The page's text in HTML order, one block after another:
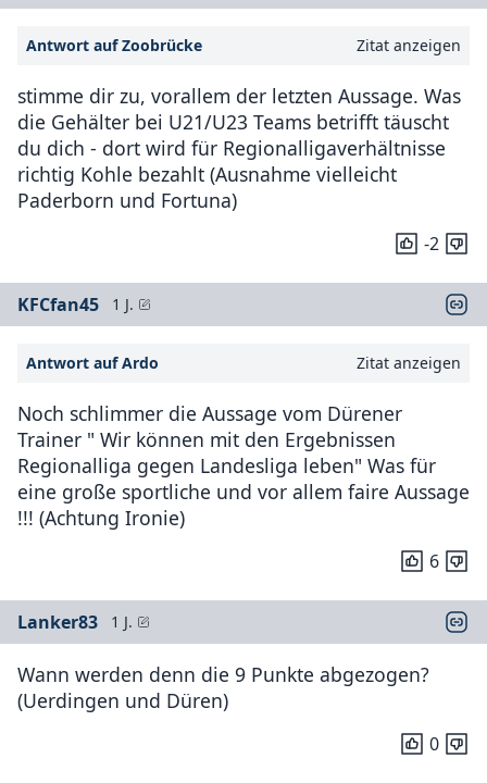
Antwort auf Zoobrücke Zitat anzeigen
stimme dir zu, vorallem der letzten Aussage. Was
die Gehälter bei U21/U23 Teams betrifft täuscht
du dich - dort wird für Regionalligaverhältnisse
richtig Kohle bezahlt (Ausnahme vielleicht
Paderborn und Fortuna)
-2
KFCfan45 1 J.
Antwort auf Ardo Zitat anzeigen
Noch schlimmer die Aussage vom Dürener
Trainer " Wir können mit den Ergebnissen
Regionalliga gegen Landesliga leben" Was für
eine große sportliche und vor allem faire Aussage
!!! (Achtung Ironie)
6
Lanker83 1 J.
Wann werden denn die 9 Punkte abgezogen?
(Uerdingen und Düren)
0